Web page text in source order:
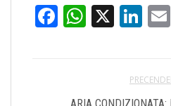
Facebook
X